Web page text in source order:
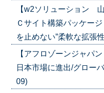
【w2ソリューション
Ｃサイト構築パッケー
を止めない”柔軟な拡張
【アフロゾーンジャ
日本市場に進出/グロー
09)